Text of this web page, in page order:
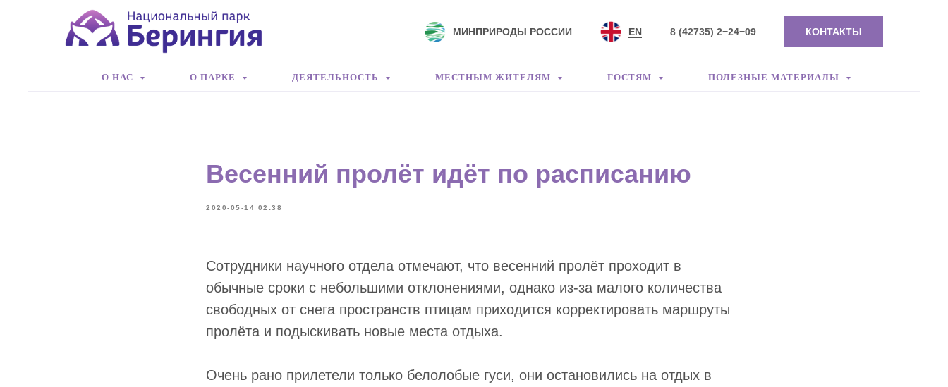
МИНПРИРОДЫ РОССИИ EN 8 (42735) 2−24−09 КОНТАКТЫ
О НАС О ПАРКЕ ДЕЯТЕЛЬНОСТЬ МЕСТНЫМ ЖИТЕЛЯМ ГОСТЯМ ПОЛЕЗНЫЕ МАТЕРИАЛЫ
Весенний пролёт идёт по расписанию
2020-05-14 02:38
Сотрудники научного отдела отмечают, что весенний пролёт проходит в
обычные сроки с небольшими отклонениями, однако из-за малого количества
свободных от снега пространств птицам приходится корректировать маршруты
пролёта и подыскивать новые места отдыха.
Очень рано прилетели только белолобые гуси, они остановились на отдых в